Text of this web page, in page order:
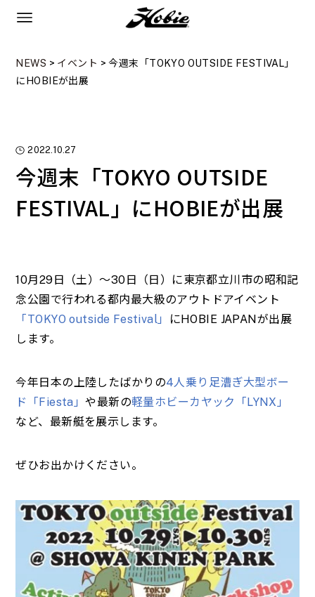
NEWS > イベント >今週末「TOKYO OUTSIDE FESTIVAL」
にHOBIEが出展
2022.10.27
今週末「TOKYO OUTSIDE
FESTIVAL」にHOBIEが出展
10月29日（土）～30日（日）に東京都立川市の昭和記
念公園で行われる都内最大級のアウトドアイベント
「TOKYO outside Festival」
にHOBIE JAPANが出展
します。
今年日本の上陸したばかりの4人乗り足漕ぎ大型ボー
ド「Fiesta」や最新の軽量ホビーカヤック「LYNX」
など、最新艇を展示します。
ぜひお出かけください。